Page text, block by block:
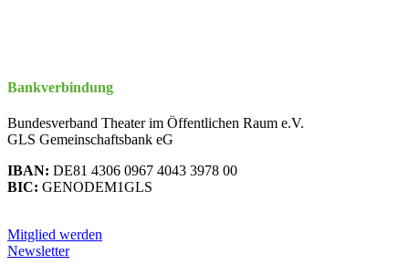
Bankverbindung
Bundesverband Theater im Öffentlichen Raum e.V.
GLS Gemeinschaftsbank eG
IBAN: DE81 4306 0967 4043 3978 00
BIC: GENODEM1GLS
Mitglied werden
Newsletter